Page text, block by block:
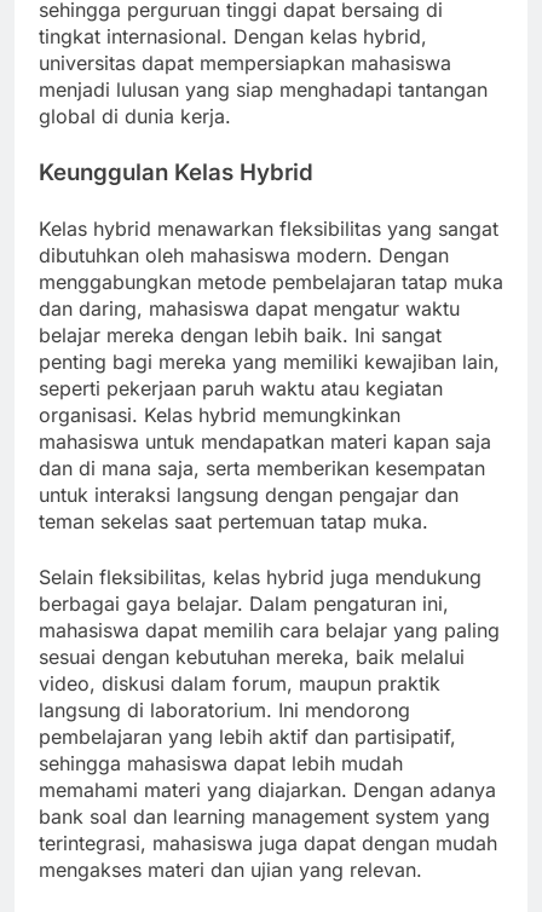
sehingga perguruan tinggi dapat bersaing di
tingkat internasional. Dengan kelas hybrid,
universitas dapat mempersiapkan mahasiswa
menjadi lulusan yang siap menghadapi tantangan
global di dunia kerja.
Keunggulan Kelas Hybrid
Kelas hybrid menawarkan fleksibilitas yang sangat
dibutuhkan oleh mahasiswa modern. Dengan
menggabungkan metode pembelajaran tatap muka
dan daring, mahasiswa dapat mengatur waktu
belajar mereka dengan lebih baik. Ini sangat
penting bagi mereka yang memiliki kewajiban lain,
seperti pekerjaan paruh waktu atau kegiatan
organisasi. Kelas hybrid memungkinkan
mahasiswa untuk mendapatkan materi kapan saja
dan di mana saja, serta memberikan kesempatan
untuk interaksi langsung dengan pengajar dan
teman sekelas saat pertemuan tatap muka.
Selain fleksibilitas, kelas hybrid juga mendukung
berbagai gaya belajar. Dalam pengaturan ini,
mahasiswa dapat memilih cara belajar yang paling
sesuai dengan kebutuhan mereka, baik melalui
video, diskusi dalam forum, maupun praktik
langsung di laboratorium. Ini mendorong
pembelajaran yang lebih aktif dan partisipatif,
sehingga mahasiswa dapat lebih mudah
memahami materi yang diajarkan. Dengan adanya
bank soal dan learning management system yang
terintegrasi, mahasiswa juga dapat dengan mudah
mengakses materi dan ujian yang relevan.